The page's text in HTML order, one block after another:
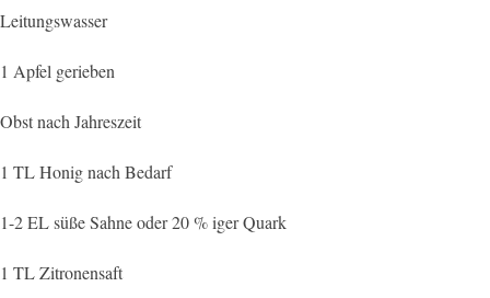
Leitungswasser
1 Apfel gerieben
Obst nach Jahreszeit
1 TL Honig nach Bedarf
1-2 EL süße Sahne oder 20 % iger Quark
1 TL Zitronensaft